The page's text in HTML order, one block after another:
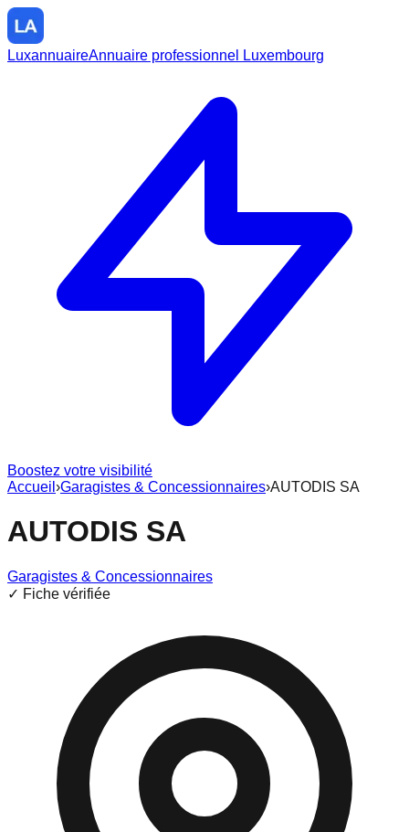
LuxannuaireAnnuaire professionnel Luxembourg
Boostez votre visibilité
Accueil ›Garagistes & Concessionnaires›AUTODIS SA
AUTODIS SA
Garagistes & Concessionnaires
✓ Fiche vérifiée